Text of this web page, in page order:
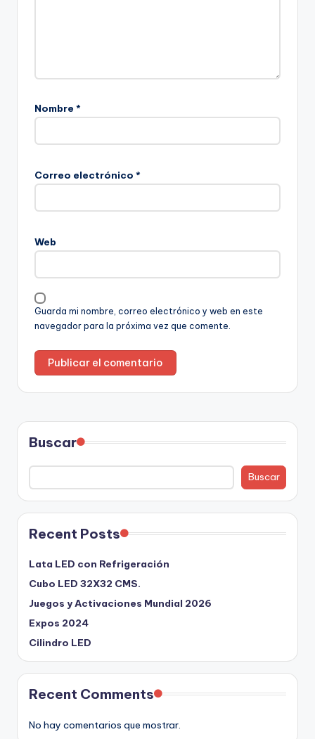
Nombre *
Correo electrónico *
Web
Guarda mi nombre, correo electrónico y web en este
navegador para la próxima vez que comente.
Buscar
Buscar
Recent Posts
Lata LED con Refrigeración
Cubo LED 32X32 CMS.
Juegos y Activaciones Mundial 2026
Expos 2024
Cilindro LED
Recent Comments
No hay comentarios que mostrar.